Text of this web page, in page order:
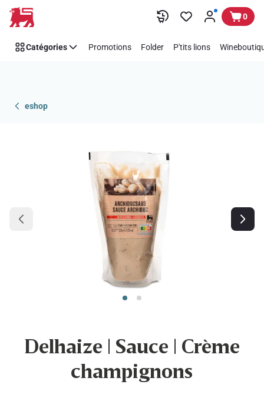
Passer 0
Catégories Promotions Folder P'tits lions
eshop
Delhaize | Sauce | Crème
champignons